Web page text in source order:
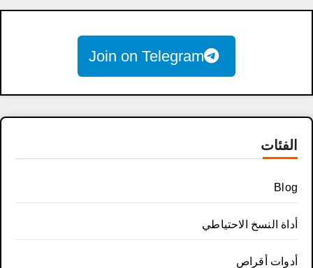
Join on Telegram
الفئات
Blog
أداة النسخ الاحتياطي
أدوات أقراص